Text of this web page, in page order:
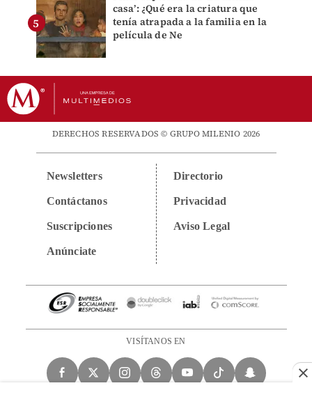
casa’: ¿Qué era la criatura que
tenía atrapada a la familia en la
película de Ne
DERECHOS RESERVADOS © GRUPO MILENIO 2026
Newsletters
Contáctanos
Suscripciones
Anúnciate
Directorio
Privacidad
Aviso Legal
VISÍTANOS EN